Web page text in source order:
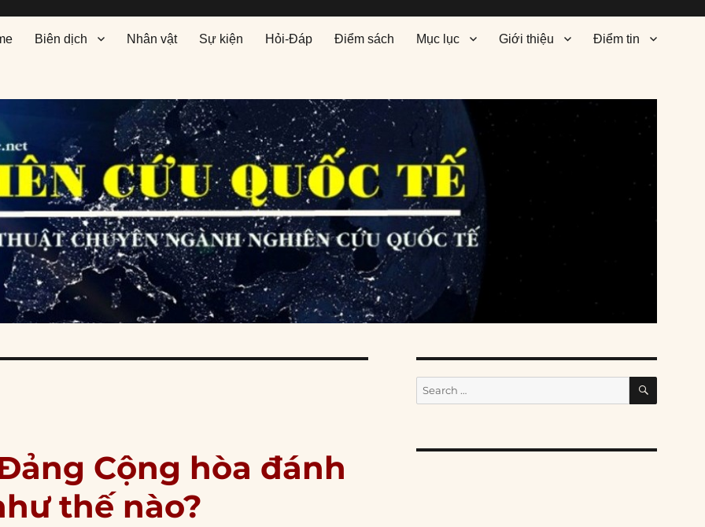
Biên dịch Nhân vật Sự kiện Hỏi-Đáp Điểm sách Mục lục Giới thiệu Điểm tin
Cộng hòa đánh
thế nào?
Search
for:
SEARCH